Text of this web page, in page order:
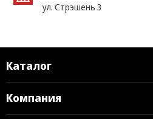
ул. Стрэшень 3
Каталог
Компания